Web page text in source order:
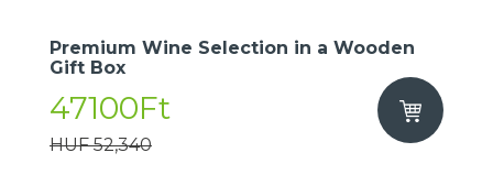
Premium Wine Selection in a Wooden
Gift Box
47100Ft
HUF 52,340